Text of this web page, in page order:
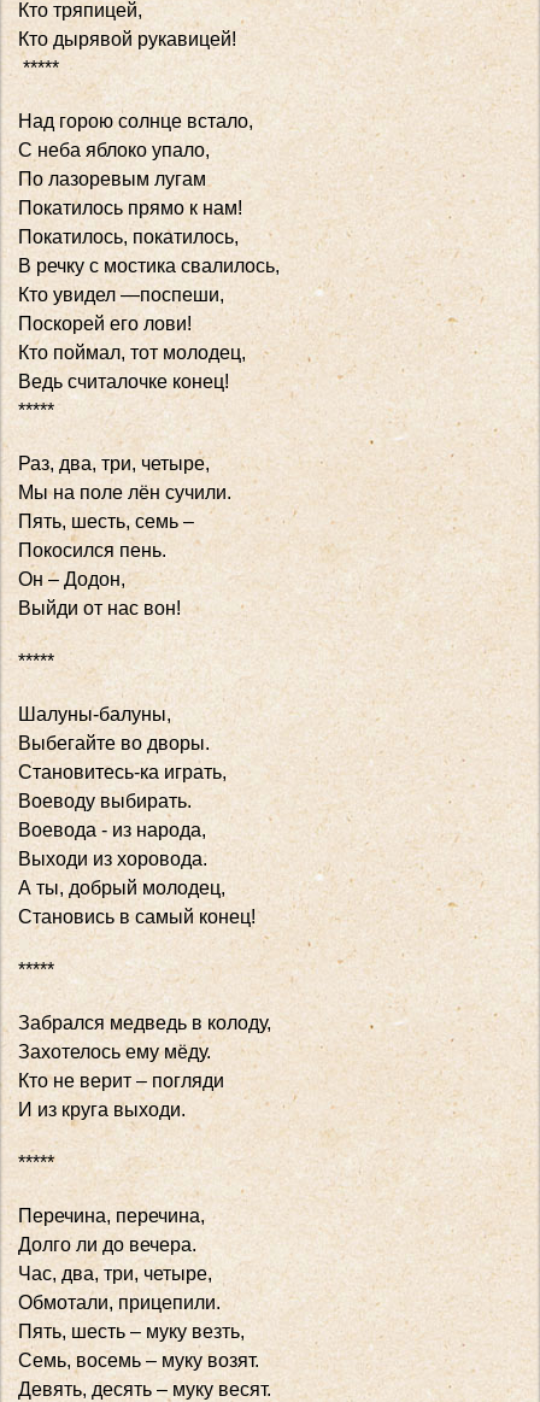
Кто тряпицей,
Кто дырявой рукавицей!
*****
Над горою солнце встало,
С неба яблоко упало,
По лазоревым лугам
Покатилось прямо к нам!
Покатилось, покатилось,
В речку с мостика свалилось,
Кто увидел —поспеши,
Поскорей его лови!
Кто поймал, тот молодец,
Ведь считалочке конец!
*****
Раз, два, три, четыре,
Мы на поле лён сучили.
Пять, шесть, семь –
Покосился пень.
Он – Додон,
Выйди от нас вон!
*****
Шалуны-балуны,
Выбегайте во дворы.
Становитесь-ка играть,
Воеводу выбирать.
Воевода - из народа,
Выходи из хоровода.
А ты, добрый молодец,
Становись в самый конец!
*****
Забрался медведь в колоду,
Захотелось ему мёду.
Кто не верит – погляди
И из круга выходи.
*****
Перечина, перечина,
Долго ли до вечера.
Час, два, три, четыре,
Обмотали, прицепили.
Пять, шесть – муку везть,
Семь, восемь – муку возят.
Девять, десять – муку весят.